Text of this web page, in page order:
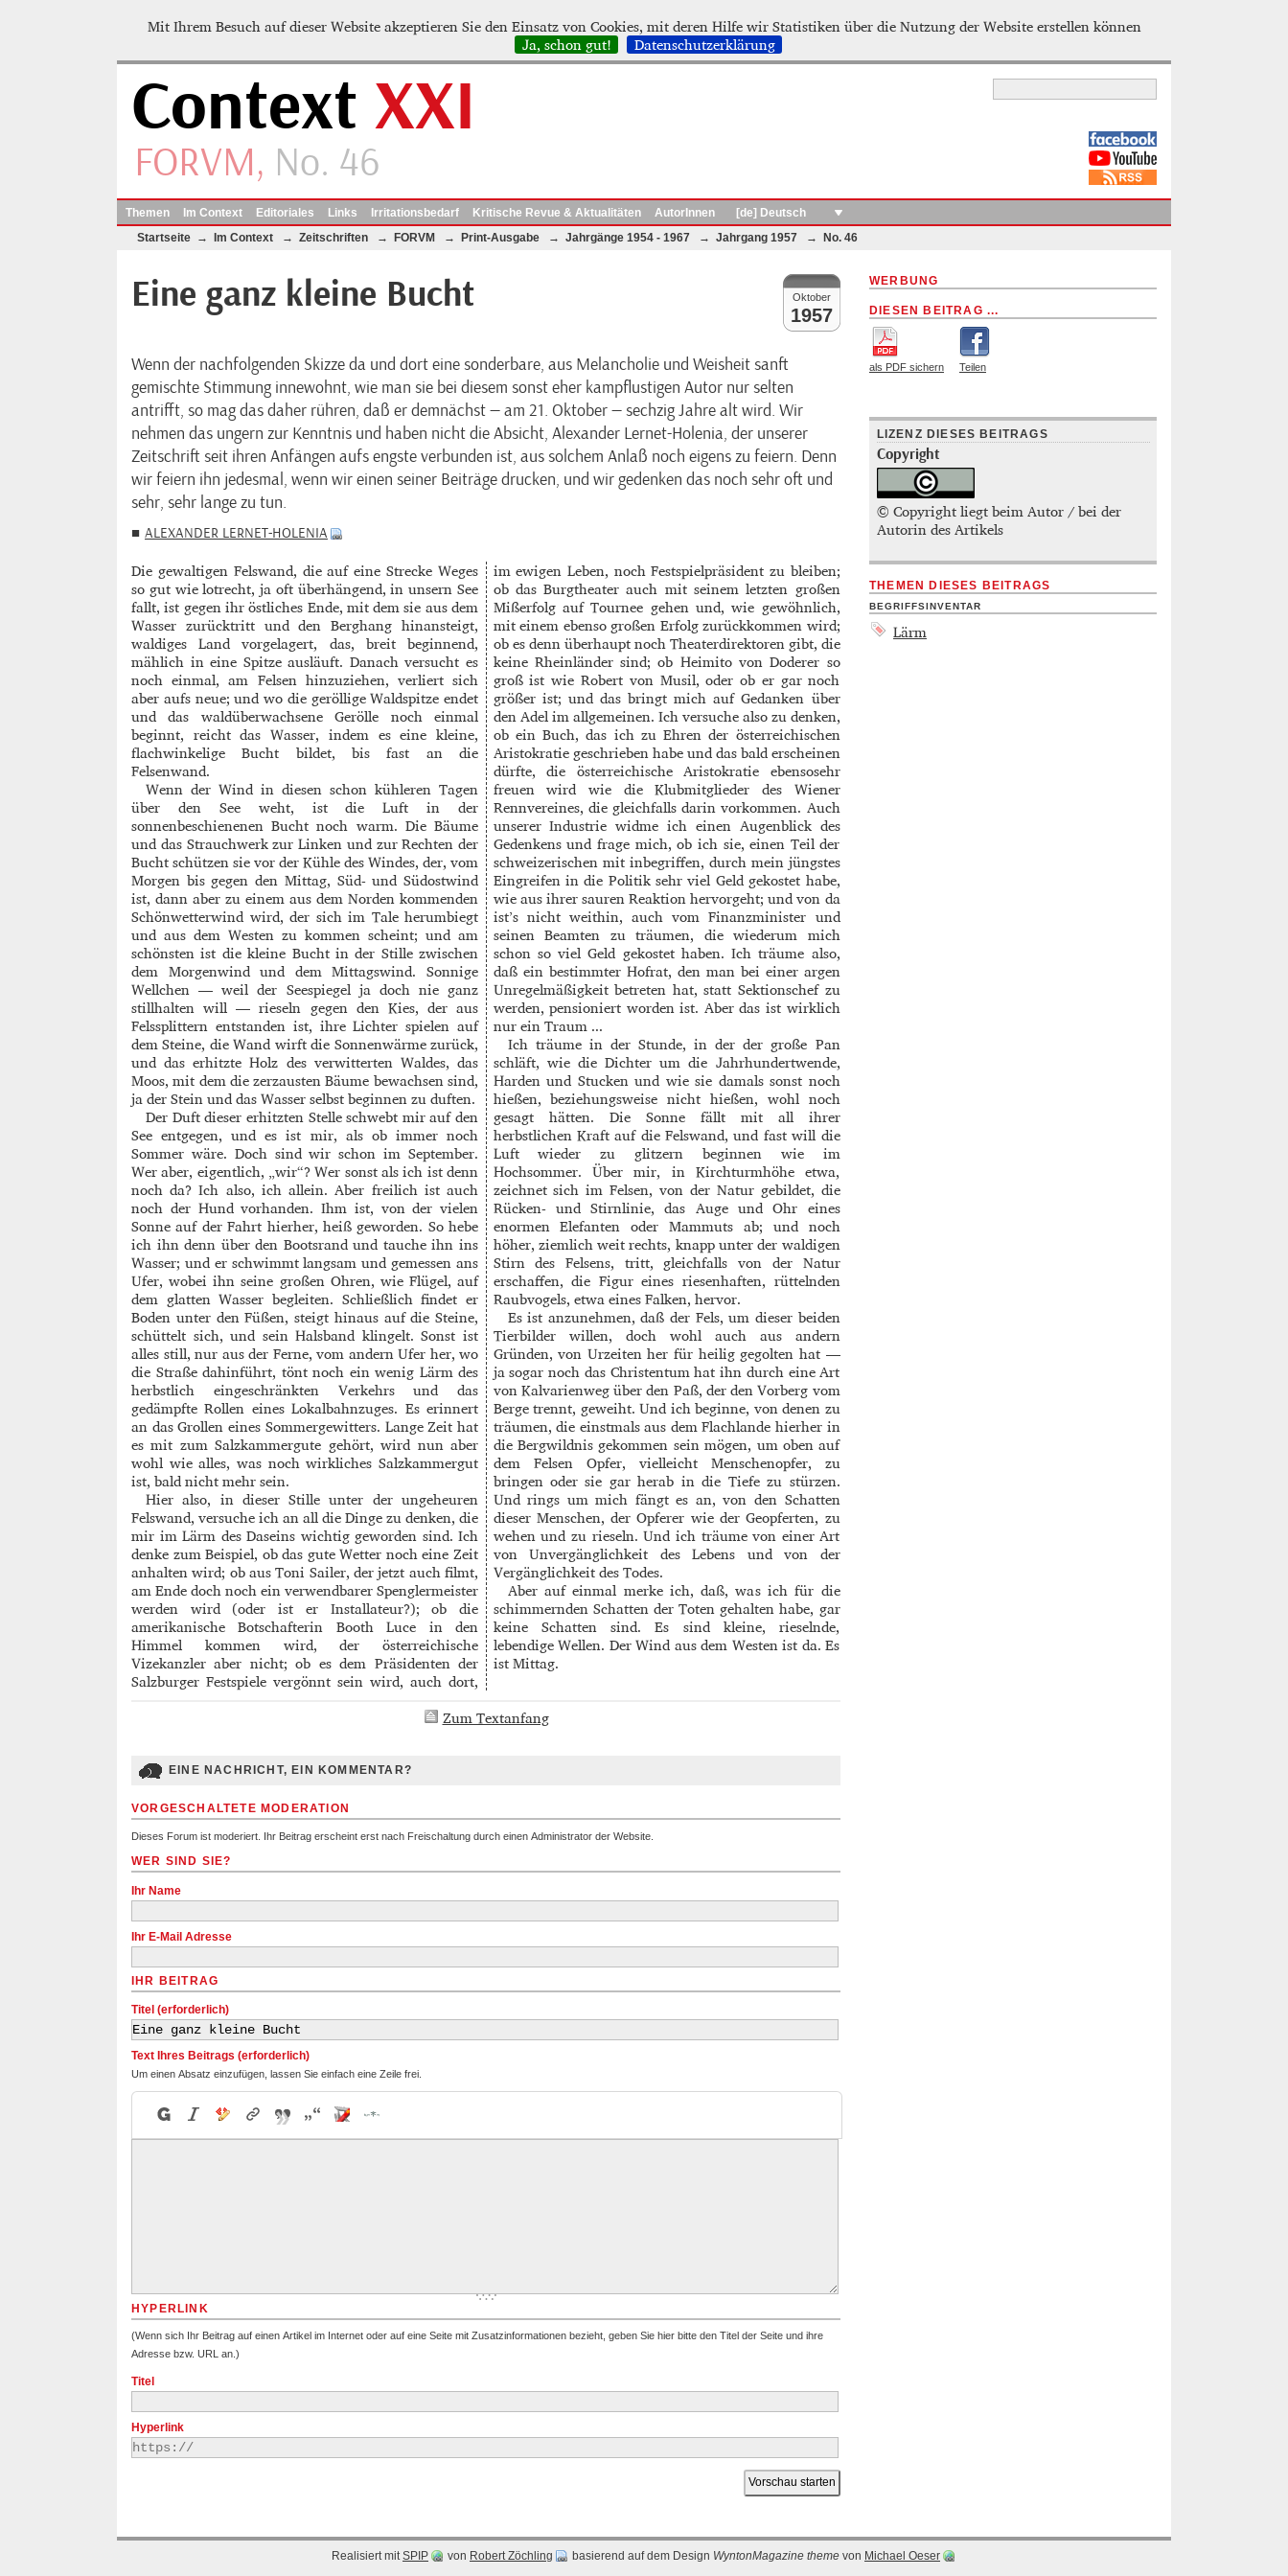
Mit Ihrem Besuch auf dieser Website akzeptieren Sie den Einsatz von Cookies, mit deren Hilfe wir Statistiken über die Nutzung der Website erstellen können
Ja, schon gut! Datenschutzerklärung
Context XXI
FORVM, No. 46
Themen Im Context Editoriales Links Irritationsbedarf Kritische Revue & Aktualitäten
AutorInnen
Startseite → Im Context → Zeitschriften → FORVM → Print-Ausgabe → Jahrgänge 1954 - 1967 → Jahrgang 1957 → No. 46
Oktober
1957
Eine ganz kleine Bucht
Wenn der nachfolgenden Skizze da und dort eine sonderbare, aus Melancholie und Weisheit sanft
gemischte Stimmung innewohnt, wie man sie bei diesem sonst eher kampflustigen Autor nur selten
antrifft, so mag das daher rühren, daß er demnächst — am 21. Oktober — sechzig Jahre alt wird. Wir
nehmen das ungern zur Kenntnis und haben nicht die Absicht, Alexander Lernet-Holenia, der unserer
Zeitschrift seit ihren Anfängen aufs engste verbunden ist, aus solchem Anlaß noch eigens zu feiern. Denn
wir feiern ihn jedesmal, wenn wir einen seiner Beiträge drucken, und wir gedenken das noch sehr oft und
sehr, sehr lange zu tun.
■ ALEXANDER LERNET-HOLENIA
Die gewaltigen Felswand, die auf eine Strecke Weges
so gut wie lotrecht, ja oft überhängend, in unsern See
fallt, ist gegen ihr östliches Ende, mit dem sie aus dem
Wasser zurücktritt und den Berghang hinansteigt,
waldiges Land vorgelagert, das, breit beginnend,
mählich in eine Spitze ausläuft. Danach versucht es
noch einmal, am Felsen hinzuziehen, verliert sich
aber aufs neue; und wo die geröllige Waldspitze endet
und das waldüberwachsene Gerölle noch einmal
beginnt, reicht das Wasser, indem es eine kleine,
flachwinkelige Bucht bildet, bis fast an die
Felsenwand.
Wenn der Wind in diesen schon kühleren Tagen
über den See weht, ist die Luft in der
sonnenbeschienenen Bucht noch warm. Die Bäume
und das Strauchwerk zur Linken und zur Rechten der
Bucht schützen sie vor der Kühle des Windes, der, vom
Morgen bis gegen den Mittag, Süd- und Südostwind
ist, dann aber zu einem aus dem Norden kommenden
Schönwetterwind wird, der sich im Tale herumbiegt
und aus dem Westen zu kommen scheint; und am
schönsten ist die kleine Bucht in der Stille zwischen
dem Morgenwind und dem Mittagswind. Sonnige
Wellchen — weil der Seespiegel ja doch nie ganz
stillhalten will — rieseln gegen den Kies, der aus
Felssplittern entstanden ist, ihre Lichter spielen auf
dem Steine, die Wand wirft die Sonnenwärme zurück,
und das erhitzte Holz des verwitterten Waldes, das
Moos, mit dem die zerzausten Bäume bewachsen sind,
ja der Stein und das Wasser selbst beginnen zu duften.
Der Duft dieser erhitzten Stelle schwebt mir auf den
See entgegen, und es ist mir, als ob immer noch
Sommer wäre. Doch sind wir schon im September.
Wer aber, eigentlich, „wir“? Wer sonst als ich ist denn
noch da? Ich also, ich allein. Aber freilich ist auch
noch der Hund vorhanden. Ihm ist, von der vielen
Sonne auf der Fahrt hierher, heiß geworden. So hebe
ich ihn denn über den Bootsrand und tauche ihn ins
Wasser; und er schwimmt langsam und gemessen ans
Ufer, wobei ihn seine großen Ohren, wie Flügel, auf
dem glatten Wasser begleiten. Schließlich findet er
Boden unter den Füßen, steigt hinaus auf die Steine,
schüttelt sich, und sein Halsband klingelt. Sonst ist
alles still, nur aus der Ferne, vom andern Ufer her, wo
die Straße dahinführt, tönt noch ein wenig Lärm des
herbstlich eingeschränkten Verkehrs und das
gedämpfte Rollen eines Lokalbahnzuges. Es erinnert
an das Grollen eines Sommergewitters. Lange Zeit hat
es mit zum Salzkammergute gehört, wird nun aber
wohl wie alles, was noch wirkliches Salzkammergut
ist, bald nicht mehr sein.
Hier also, in dieser Stille unter der ungeheuren
Felswand, versuche ich an all die Dinge zu denken, die
mir im Lärm des Daseins wichtig geworden sind. Ich
denke zum Beispiel, ob das gute Wetter noch eine Zeit
anhalten wird; ob aus Toni Sailer, der jetzt auch filmt,
am Ende doch noch ein verwendbarer Spenglermeister
werden wird (oder ist er Installateur?); ob die
amerikanische Botschafterin Booth Luce in den
Himmel kommen wird, der österreichische
Vizekanzler aber nicht; ob es dem Präsidenten der
Salzburger Festspiele vergönnt sein wird, auch dort,
im ewigen Leben, noch Festspielpräsident zu bleiben;
ob das Burgtheater auch mit seinem letzten großen
Mißerfolg auf Tournee gehen und, wie gewöhnlich,
mit einem ebenso großen Erfolg zurückkommen wird;
ob es denn überhaupt noch Theaterdirektoren gibt, die
keine Rheinländer sind; ob Heimito von Doderer so
groß ist wie Robert von Musil, oder ob er gar noch
größer ist; und das bringt mich auf Gedanken über
den Adel im allgemeinen. Ich versuche also zu denken,
ob ein Buch, das ich zu Ehren der österreichischen
Aristokratie geschrieben habe und das bald erscheinen
dürfte, die österreichische Aristokratie ebensosehr
freuen wird wie die Klubmitglieder des Wiener
Rennvereines, die gleichfalls darin vorkommen. Auch
unserer Industrie widme ich einen Augenblick des
Gedenkens und frage mich, ob ich sie, einen Teil der
schweizerischen mit inbegriffen, durch mein jüngstes
Eingreifen in die Politik sehr viel Geld gekostet habe,
wie aus ihrer sauren Reaktion hervorgeht; und von da
ist’s nicht weithin, auch vom Finanzminister und
seinen Beamten zu träumen, die wiederum mich
schon so viel Geld gekostet haben. Ich träume also,
daß ein bestimmter Hofrat, den man bei einer argen
Unregelmäßigkeit betreten hat, statt Sektionschef zu
werden, pensioniert worden ist. Aber das ist wirklich
nur ein Traum ...
Ich träume in der Stunde, in der der große Pan
schläft, wie die Dichter um die Jahrhundertwende,
Harden und Stucken und wie sie damals sonst noch
hießen, beziehungsweise nicht hießen, wohl noch
gesagt hätten. Die Sonne fällt mit all ihrer
herbstlichen Kraft auf die Felswand, und fast will die
Luft wieder zu glitzern beginnen wie im
Hochsommer. Über mir, in Kirchturmhöhe etwa,
zeichnet sich im Felsen, von der Natur gebildet, die
Rücken- und Stirnlinie, das Auge und Ohr eines
enormen Elefanten oder Mammuts ab; und noch
höher, ziemlich weit rechts, knapp unter der waldigen
Stirn des Felsens, tritt, gleichfalls von der Natur
erschaffen, die Figur eines riesenhaften, rüttelnden
Raubvogels, etwa eines Falken, hervor.
Es ist anzunehmen, daß der Fels, um dieser beiden
Tierbilder willen, doch wohl auch aus andern
Gründen, von Urzeiten her für heilig gegolten hat —
ja sogar noch das Christentum hat ihn durch eine Art
von Kalvarienweg über den Paß, der den Vorberg vom
Berge trennt, geweiht. Und ich beginne, von denen zu
träumen, die einstmals aus dem Flachlande hierher in
die Bergwildnis gekommen sein mögen, um oben auf
dem Felsen Opfer, vielleicht Menschenopfer, zu
bringen oder sie gar herab in die Tiefe zu stürzen.
Und rings um mich fängt es an, von den Schatten
dieser Menschen, der Opferer wie der Geopferten, zu
wehen und zu rieseln. Und ich träume von einer Art
von Unvergänglichkeit des Lebens und von der
Vergänglichkeit des Todes.
Aber auf einmal merke ich, daß, was ich für die
schimmernden Schatten der Toten gehalten habe, gar
keine Schatten sind. Es sind kleine, rieselnde,
lebendige Wellen. Der Wind aus dem Westen ist da. Es
ist Mittag.
Zum Textanfang
EINE NACHRICHT, EIN KOMMENTAR?
VORGESCHALTETE MODERATION
Dieses Forum ist moderiert. Ihr Beitrag erscheint erst nach Freischaltung durch einen Administrator der Website.
WER SIND SIE?
Ihr Name
Ihr E-Mail Adresse
IHR BEITRAG
Titel (erforderlich)
Text Ihres Beitrags (erforderlich)
Um einen Absatz einzufügen, lassen Sie einfach eine Zeile frei.
HYPERLINK
(Wenn sich Ihr Beitrag auf einen Artikel im Internet oder auf eine Seite mit Zusatzinformationen bezieht, geben Sie hier bitte den Titel der Seite und ihre
Adresse bzw. URL an.)
Titel
Hyperlink
WERBUNG
DIESEN BEITRAG ...
als PDF sichern Teilen
LIZENZ DIESES BEITRAGS
Copyright
© Copyright liegt beim Autor / bei der
Autorin des Artikels
THEMEN DIESES BEITRAGS
BEGRIFFSINVENTAR
Lärm
Realisiert mitSPIP von Robert Zöchling basierend auf dem Design WyntonMagazine theme von Michael Oeser